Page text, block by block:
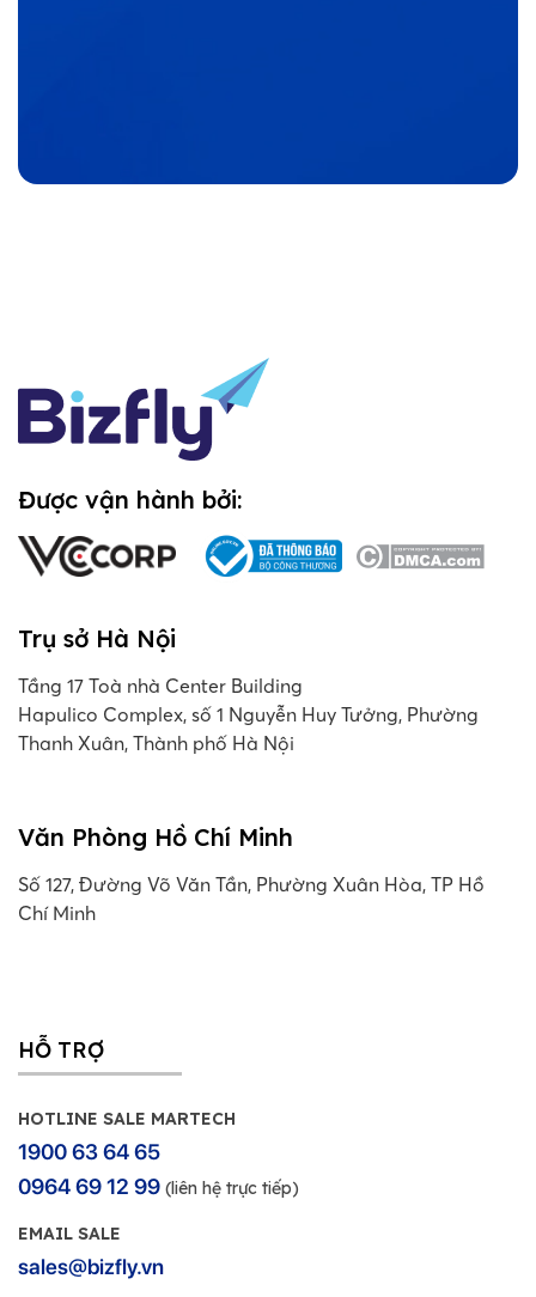
Được vận hành bởi:
Trụ sở Hà Nội
Tầng 17 Toà nhà Center Building
Hapulico Complex, số 1 Nguyễn Huy Tưởng, Phường
Thanh Xuân, Thành phố Hà Nội
Văn Phòng Hồ Chí Minh
Số 127, Đường Võ Văn Tần, Phường Xuân Hòa, TP Hồ
Chí Minh
HỖ TRỢ
HOTLINE SALE MARTECH
1900 63 64 65
0964 69 12 99 (liên hệ trực tiếp)
EMAIL SALE
sales@bizfly.vn